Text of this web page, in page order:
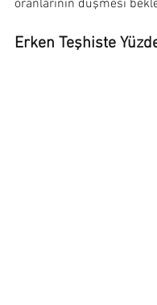
oranlarının düşmesi
Erken Teşhiste